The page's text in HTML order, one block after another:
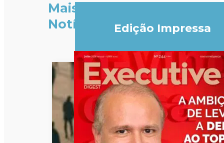
Mais
Notícias
Edição Impressa